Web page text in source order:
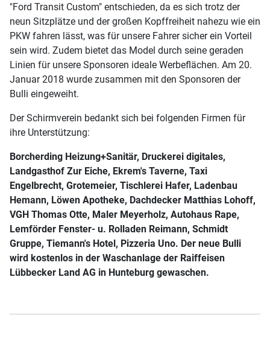
"Ford Transit Custom" entschieden, da es sich trotz der
neun Sitzplätze und der großen Kopffreiheit nahezu wie ein
PKW fahren lässt, was für unsere Fahrer sicher ein Vorteil
sein wird. Zudem bietet das Model durch seine geraden
Linien für unsere Sponsoren ideale Werbeflächen. Am 20.
Januar 2018 wurde zusammen mit den Sponsoren der
Bulli eingeweiht.
Der Schirmverein bedankt sich bei folgenden Firmen für
ihre Unterstützung:
Borcherding Heizung+Sanitär, Druckerei digitales,
Landgasthof Zur Eiche, Ekrem's Taverne, Taxi
Engelbrecht, Grotemeier, Tischlerei Hafer, Ladenbau
Hemann, Löwen Apotheke, Dachdecker Matthias Lohoff,
VGH Thomas Otte, Maler Meyerholz, Autohaus Rape,
Lemförder Fenster- u. Rolladen Reimann, Schmidt
Gruppe, Tiemann's Hotel, Pizzeria Uno. Der neue Bulli
wird kostenlos in der Waschanlage der Raiffeisen
Lübbecker Land AG in Hunteburg gewaschen.